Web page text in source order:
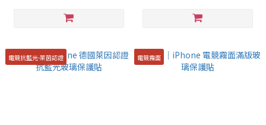
電競抗藍光-萊茵認證 電競霧面